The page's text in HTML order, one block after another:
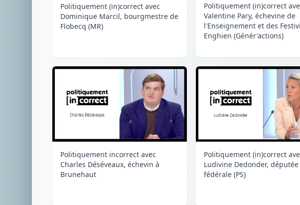
Politiquement (in)correct avec
Dominique Marcil, bourgmestre de
Flobecq (MR)
Politiquement (in)correct
Valentine Pary, échevine de
l'Enseignement et des
Enghien (Génér'actions)
Politiquement incorrect avec
Charles Déséveaux, échevin à
Brunehaut
Politiquement (in)correct
Ludivine Dedonder, députée
fédérale (PS)